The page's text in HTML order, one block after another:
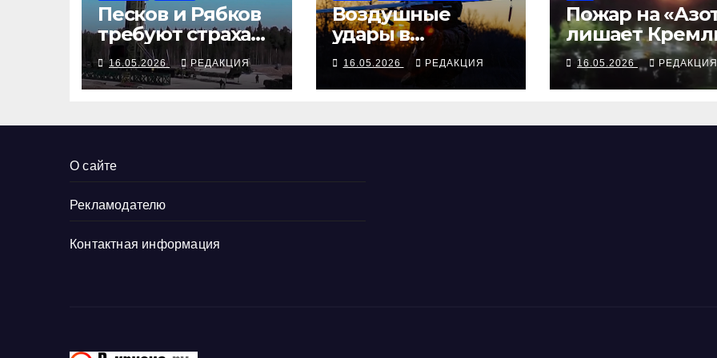
Песков и Рябков
требуют страха
перед
«Сарматом»
16.05.2026 РЕДАКЦИЯ
Воздушные
удары в
Запорожье
скоординирован
ы с боями за
16.05.2026 РЕДАКЦИЯ
Пожар на
лишает
гексогена
16.05.2026 РЕДАКЦИЯ
О сайте
Рекламодателю
Контактная информация